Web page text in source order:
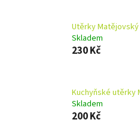
Utěrky
Skladem
230 Kč
Kuchyňské utěrky
Skladem
200 Kč